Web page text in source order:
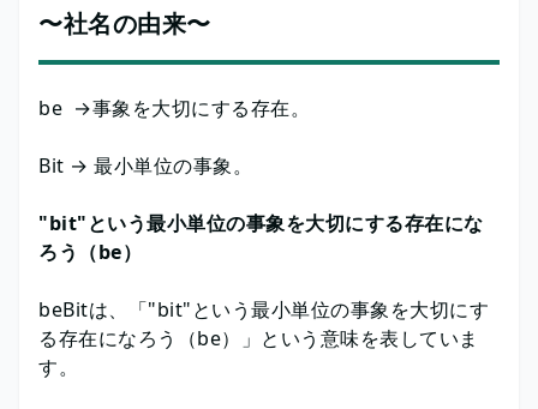
〜社名の由来〜
be →事象を大切にする存在。
Bit → 最小単位の事象。
"bit"という最小単位の事象を大切にする存在にな
ろう（be）
beBitは、「"bit"という最小単位の事象を大切にす
る存在になろう（be）」という意味を表していま
す。